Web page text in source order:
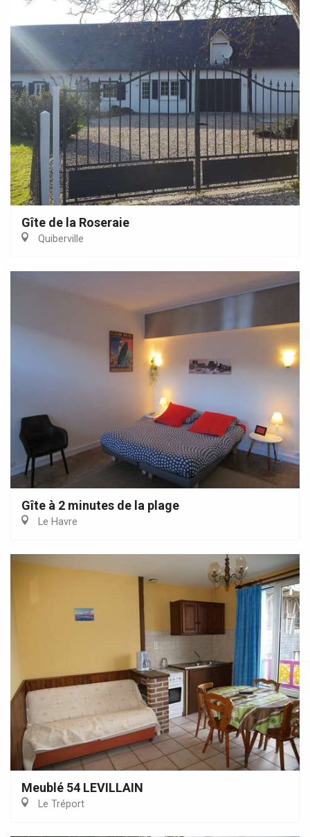
Gîte de la Roseraie
Quiberville
Gîte à 2 minutes de la plage
Le Havre
Meublé 54 LEVILLAIN
Le Tréport